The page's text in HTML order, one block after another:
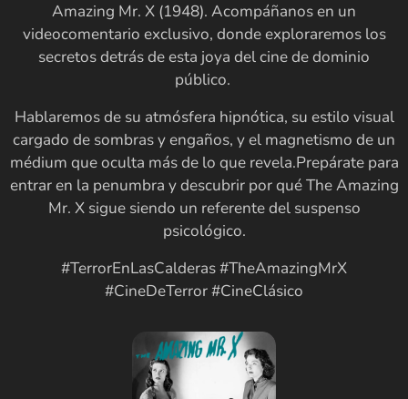
Amazing Mr. X (1948). Acompáñanos en un
videocomentario exclusivo, donde exploraremos los
secretos detrás de esta joya del cine de dominio
público.
Hablaremos de su atmósfera hipnótica, su estilo visual
cargado de sombras y engaños, y el magnetismo de un
médium que oculta más de lo que revela.Prepárate para
entrar en la penumbra y descubrir por qué The Amazing
Mr. X sigue siendo un referente del suspenso
psicológico.
#TerrorEnLasCalderas #TheAmazingMrX
#CineDeTerror #CineClásico